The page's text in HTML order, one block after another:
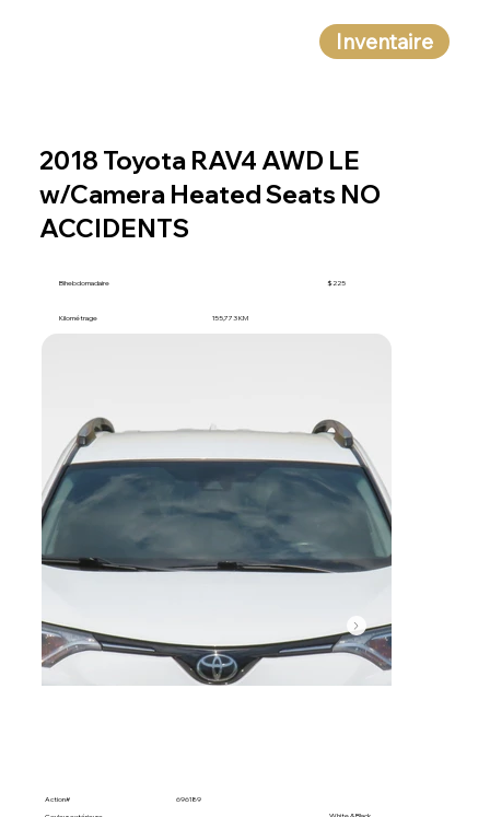
Inventaire
Bihebdomadaire $225
Kilométrage 155,773 KM
Action#
696189
2018 Toyota RAV4 AWD LE
w/Camera Heated Seats NO
ACCIDENTS